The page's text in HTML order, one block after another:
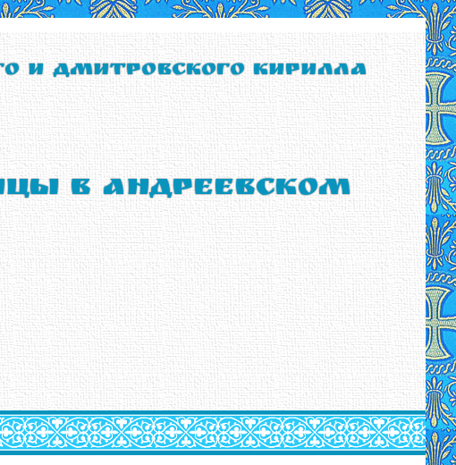
и Дмитровского Кирилла
в Андреевском